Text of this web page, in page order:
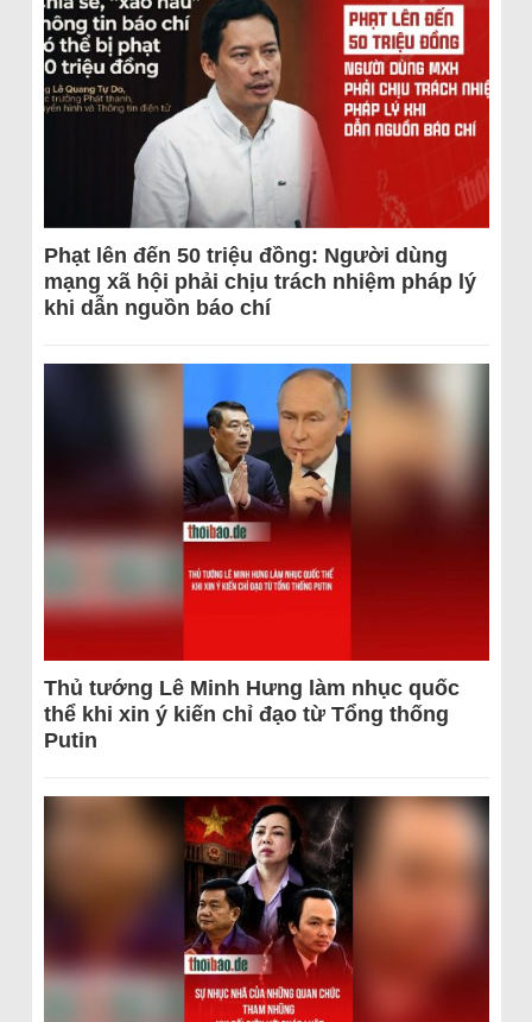
Phạt lên đến 50 triệu đồng: Người dùng
mạng xã hội phải chịu trách nhiệm pháp lý
khi dẫn nguồn báo chí
Thủ tướng Lê Minh Hưng làm nhục quốc
thể khi xin ý kiến chỉ đạo từ Tổng thống
Putin